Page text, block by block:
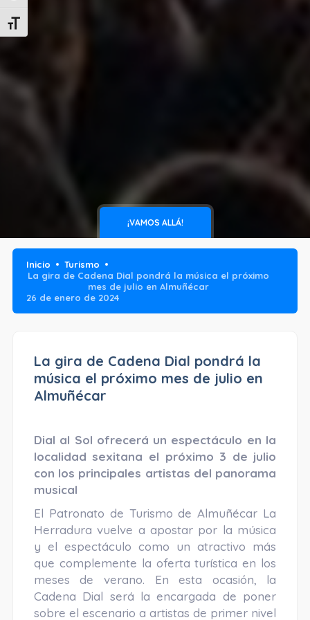
Alternar tamaño de letra
¡VAMOS ALLÁ!
Inicio
Turismo
La gira de Cadena Dial pondrá la música el próximo
mes de julio en Almuñécar
26 de enero de 2024
La gira de Cadena Dial pondrá la
música el próximo mes de julio en
Almuñécar
Dial al Sol ofrecerá un espectáculo en la
localidad sexitana el próximo 3 de julio
con los principales artistas del panorama
musical
El Patronato de Turismo de Almuñécar La
Herradura vuelve a apostar por la música
y el espectáculo como un atractivo más
que complemente la oferta turística en los
meses de verano. En esta ocasión, la
Cadena Dial será la encargada de poner
sobre el escenario a artistas de primer nivel